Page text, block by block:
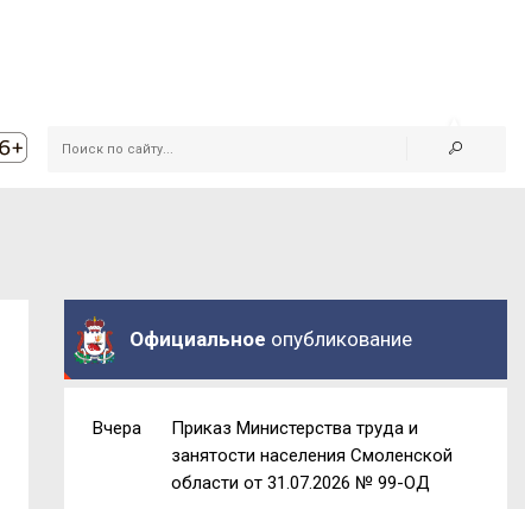
Официальное опубликование
Вчера
Приказ Министерства труда и
занятости населения Смоленской
области от 31.07.2026 № 99-ОД